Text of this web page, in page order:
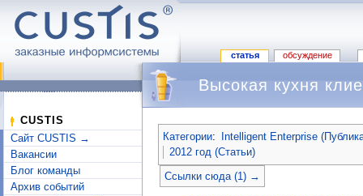
статья обсуждение
CUSTIS
Сайт CUSTIS →
Вакансии
Блог команды
Архив событий
Высокая кухня
Категории: Intelligent Enterprise
2012 год (Статьи)
Ссылки сюда (1) →